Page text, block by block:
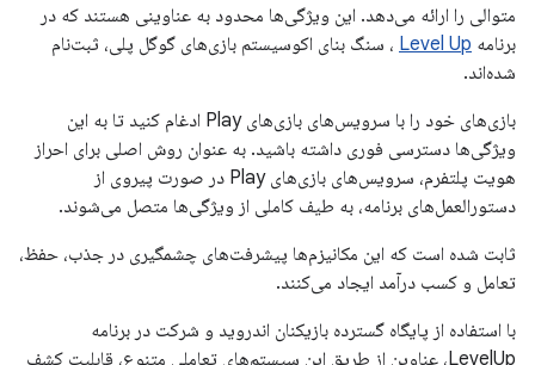
متوالی را ارائه می‌دهد. این ویژگی‌ها محدود به عناوینی هستند که در
برنامه Level Up ، سنگ بنای اکوسیستم بازی‌های گوگل پلی، ثبت‌نام
شده‌اند.
بازی‌های خود را با سرویس‌های بازی‌های Play ادغام کنید تا به این
ویژگی‌ها دسترسی فوری داشته باشید. به عنوان روش اصلی برای احراز
هویت پلتفرم، سرویس‌های بازی‌های Play در صورت پیروی از
دستورالعمل‌های برنامه، به طیف کاملی از ویژگی‌ها متصل می‌شوند.
ثابت شده است که این مکانیزم‌ها پیشرفت‌های چشمگیری در جذب، حفظ،
تعامل و کسب درآمد ایجاد می‌کنند.
با استفاده از پایگاه گسترده بازیکنان اندروید و شرکت در برنامه
LevelUp، عناوین از طریق این سیستم‌های تعاملی متنوع، قابلیت کشف